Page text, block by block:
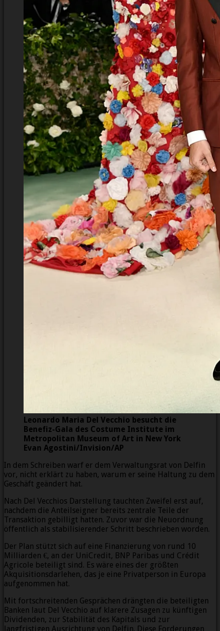
Leonardo Maria Del Vecchio besucht die
Benefiz-Gala des Costume Institute im
Metropolitan Museum of Art in New York
Evan Agostini/Invision/AP
In dem Schreiben warf er dem Verwaltungsrat von Delfin
vor, nicht erklärt zu haben, warum er seine Haltung zu dem
Geschäft geändert hat.
Nach Del Vecchios Darstellung tauchten Zweifel erst auf,
nachdem die Anteilseigner bereits zentrale Teile der
Transaktion gebilligt hatten. Zuvor war die Neuordnung
öffentlich als stabilisierender Schritt beschrieben worden.
Der Plan stützt sich auf eine Finanzierung von rund 10
Milliarden €, an der UniCredit, BNP Paribas und Crédit
Agricole beteiligt sind. Es wäre eines der größten
Akquisitionsdarlehen, das je eine Privatperson in Europa
aufgenommen hat.
Mit fortschreitenden Gesprächen drängten die beteiligten
Banken laut Del Vecchio auf klarere Zusagen zu künftigen
Dividenden, zur Stabilität des Kapitals und zur
langfristigen Ausrichtung von Delfin. Diese Forderungen